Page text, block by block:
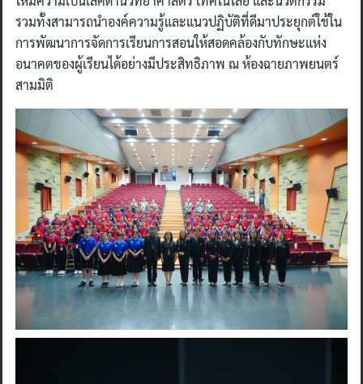
รวมทั้งสามารถนำองค์ความรู้และแนวปฏิบัติที่ดีมาประยุกต์ใช้ใน
การพัฒนาการจัดการเรียนการสอนให้สอดคล้องกับทักษะแห่ง
อนาคตของผู้เรียนได้อย่างมีประสิทธิภาพ ณ ห้องฉายภาพยนตร์
สามมิติ